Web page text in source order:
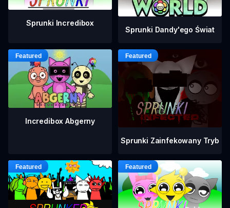
Sprunki Incredibox
Sprunki Dandy'ego Świat
Incredibox Abgerny
Sprunki Zainfekowany Tryb